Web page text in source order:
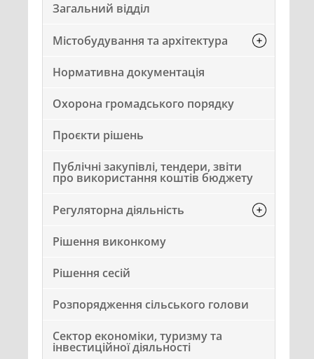
Загальний відділ
Містобудування та архітектура
Нормативна документація
Охорона громадського порядку
Проєкти рішень
Публічні закупівлі, тендери, звіти
про використання коштів бюджету
Регуляторна діяльність
Рішення виконкому
Рішення сесій
Розпорядження сільського голови
Сектор економіки, туризму та
інвестиційної діяльності